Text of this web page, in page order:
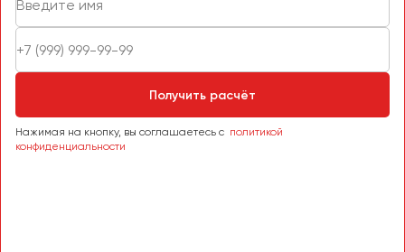
Получить расчёт
Нажимая на кнопку, вы соглашаетесь с политикой
конфиденциальности